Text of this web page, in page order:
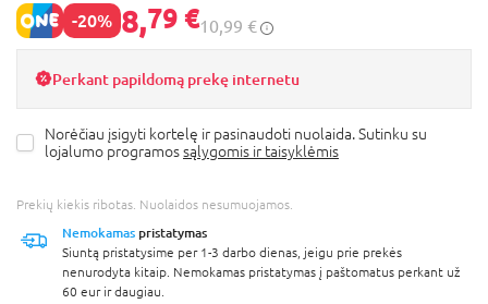
-20% 8,79 €10,99 €
Perkant papildomą prekę internetu
Norėčiau įsigyti kortelę ir pasinaudoti nuolaida. Sutinku su
lojalumo programossąlygomis ir taisyklėmis
Prekių kiekis ribotas. Nuolaidos nesumuojamos.
Nemokamas pristatymas
Siuntą pristatysime per 1-3 darbo dienas, jeigu prie prekės
nenurodyta kitaip. Nemokamas pristatymas į paštomatus perkant už
60 eur ir daugiau.